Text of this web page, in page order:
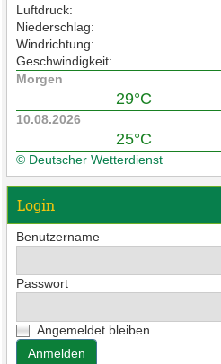
Luftdruck:
Niederschlag:
Windrichtung:
Geschwindigkeit:
Morgen
29°C
10.08.2026
25°C
© Deutscher Wetterdienst
Login
Benutzername
Passwort
Angemeldet bleiben